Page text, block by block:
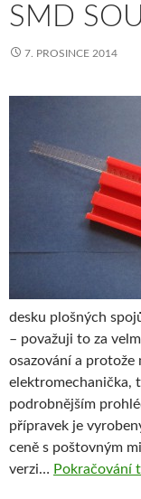
SMD
7. PROSINCE 2014
desku plošných
– považuji to za
osazování a
elektromechanička,
podrobnějším
přípravek je
ceně s poštovným
verzi… Pokračování